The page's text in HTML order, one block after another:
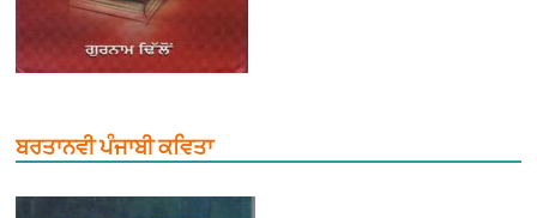
ਬਰਤਾਨਵੀ ਪੰਜਾਬੀ ਕਵਿਤਾ